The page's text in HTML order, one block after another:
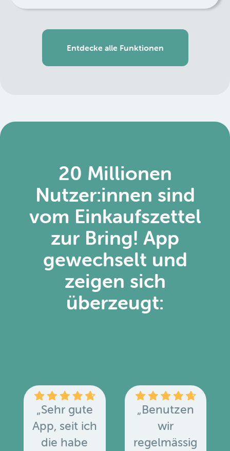
Entdecke alle Funktionen
20 Millionen
Nutzer:innen sind
vom Einkaufszettel
zur Bring! App
gewechselt und
zeigen sich
überzeugt:
„Sehr gute
App, seit ich
die habe
„Benutzen
wir
regelmässig